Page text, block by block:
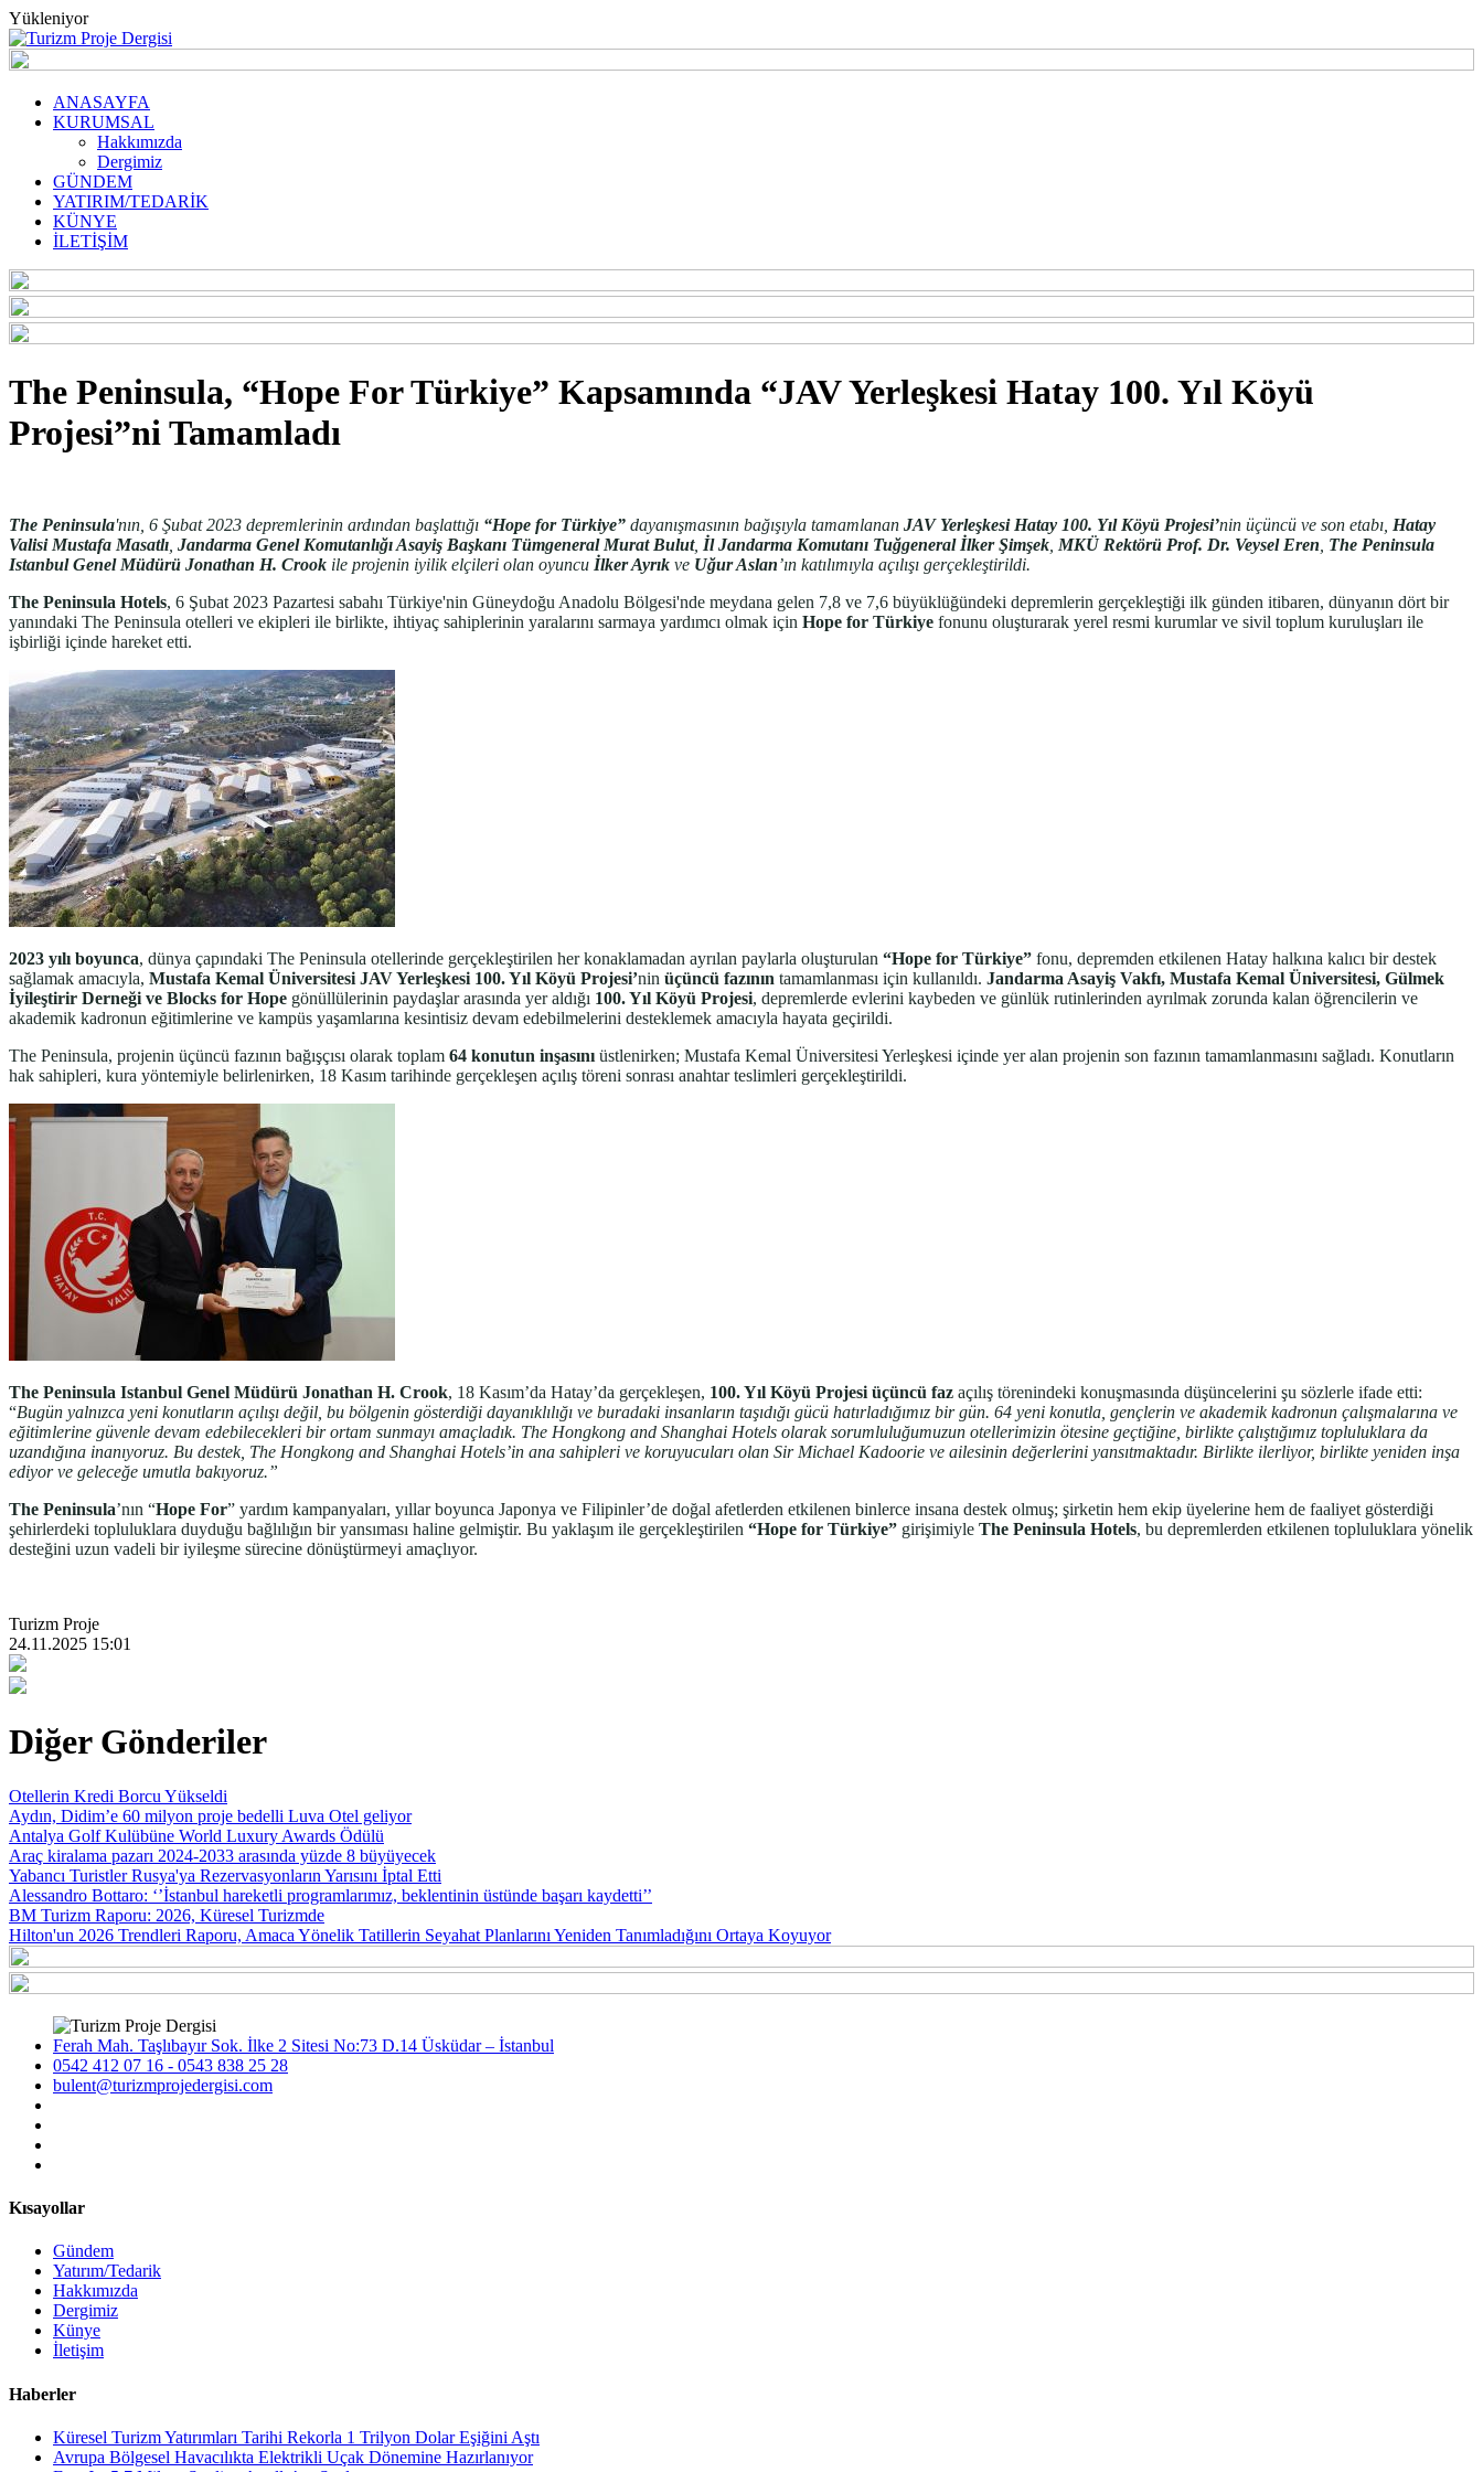
Yükleniyor
ANASAYFA
KURUMSAL
Hakkımızda
Dergimiz
GÜNDEM
YATIRIM/TEDARİK
KÜNYE
İLETİŞİM
The Peninsula, “Hope For Türkiye” Kapsamında “JAV Yerleşkesi Hatay 100. Yıl Köyü
Projesi”ni Tamamladı
The Peninsula'nın, 6 Şubat 2023 depremlerinin ardından başlattığı “Hope for Türkiye” dayanışmasının bağışıyla tamamlanan JAV Yerleşkesi Hatay 100. Yıl Köyü Projesi’nin üçüncü ve son etabı, Hatay
Valisi Mustafa Masatlı Jandarma Genel Komutanlığı Asayiş Başkanı Tümgeneral Murat Bulut, İl Jandarma Komutanı Tuğgeneral İlker Şimşek MKÜ Rektörü Prof. Dr. Veysel Eren The Peninsula
Istanbul Genel Müdürü Jonathan H. Crook ile projenin iyilik elçileri olan oyuncu İlker Ayrık ve Uğur Aslan’ın katılımıyla açılışı gerçekleştirildi.
The Peninsula Hotels, 6 Şubat 2023 Pazartesi sabahı Türkiye'nin Güneydoğu Anadolu Bölgesi'nde meydana gelen 7,8 ve 7,6 büyüklüğündeki depremlerin gerçekleştiği ilk günden itibaren, dünyanın dört bir
yanındaki The Peninsula otelleri ve ekipleri ile birlikte, ihtiyaç sahiplerinin yaralarını sarmaya yardımcı olmak için Hope for Türkiye fonunu oluşturarak yerel resmi kurumlar ve sivil toplum kuruluşları ile
işbirliği içinde hareket etti.
2023 yılı boyunca, dünya çapındaki The Peninsula otellerinde gerçekleştirilen her konaklamadan ayrılan paylarla oluşturulan “Hope for Türkiye” fonu, depremden etkilenen Hatay halkına kalıcı bir destek
sağlamak amacıyla, Mustafa Kemal Üniversitesi JAV Yerleşkesi 100. Yıl Köyü Projesi’nin üçüncü fazının tamamlanması için kullanıldı. Jandarma Asayiş Vakfı, Mustafa Kemal Üniversitesi, Gülmek
İyileştirir Derneği ve Blocks for Hope gönüllülerinin paydaşlar arasında yer aldığı 100. Yıl Köyü Projesi, depremlerde evlerini kaybeden ve günlük rutinlerinden ayrılmak zorunda kalan öğrencilerin ve
akademik kadronun eğitimlerine ve kampüs yaşamlarına kesintisiz devam edebilmelerini desteklemek amacıyla hayata geçirildi.
The Peninsula, projenin üçüncü fazının bağışçısı olarak toplam 64 konutun inşasını üstlenirken; Mustafa Kemal Üniversitesi Yerleşkesi içinde yer alan projenin son fazının tamamlanmasını sağladı. Konutların
hak sahipleri, kura yöntemiyle belirlenirken, 18 Kasım tarihinde gerçekleşen açılış töreni sonrası anahtar teslimleri gerçekleştirildi.
The Peninsula Istanbul Genel Müdürü Jonathan H. Crook, 18 Kasım’da Hatay’da gerçekleşen, 100. Yıl Köyü Projesi üçüncü faz açılış törenindeki konuşmasında düşüncelerini şu sözlerle ifade etti:
“Bugün yalnızca yeni konutların açılışı değil, bu bölgenin gösterdiği dayanıklılığı ve buradaki insanların taşıdığı gücü hatırladığımız bir gün. 64 yeni konutla, gençlerin ve akademik kadronun çalışmalarına ve
eğitimlerine güvenle devam edebilecekleri bir ortam sunmayı amaçladık. The Hongkong and Shanghai Hotels olarak sorumluluğumuzun otellerimizin ötesine geçtiğine, birlikte çalıştığımız topluluklara da
uzandığına inanıyoruz. Bu destek, The Hongkong and Shanghai Hotels’in ana sahipleri ve koruyucuları olan Sir Michael Kadoorie ve ailesinin değerlerini yansıtmaktadır. Birlikte ilerliyor, birlikte yeniden inşa
ediyor ve geleceğe umutla bakıyoruz.”
The Peninsula’nın “Hope For” yardım kampanyaları, yıllar boyunca Japonya ve Filipinler’de doğal afetlerden etkilenen binlerce insana destek olmuş; şirketin hem ekip üyelerine hem de faaliyet gösterdiği
şehirlerdeki topluluklara duyduğu bağlılığın bir yansıması haline gelmiştir. Bu yaklaşım ile gerçekleştirilen “Hope for Türkiye” girişimiyle The Peninsula Hotels, bu depremlerden etkilenen topluluklara yönelik
desteğini uzun vadeli bir iyileşme sürecine dönüştürmeyi amaçlıyor.
Turizm Proje
24.11.2025 15:01
Diğer Gönderiler
Otellerin Kredi Borcu Yükseldi
Aydın, Didim’e 60 milyon proje bedelli Luva Otel geliyor
Antalya Golf Kulübüne World Luxury Awards Ödülü
Araç kiralama pazarı 2024-2033 arasında yüzde 8 büyüyecek
Yabancı Turistler Rusya'ya Rezervasyonların Yarısını İptal Etti
Alessandro Bottaro: ‘’İstanbul hareketli programlarımız, beklentinin üstünde başarı kaydetti’’
BM Turizm Raporu: 2026, Küresel Turizmde
Hilton'un 2026 Trendleri Raporu, Amaca Yönelik Tatillerin Seyahat Planlarını Yeniden Tanımladığını Ortaya Koyuyor
Ferah Mah. Taşlıbayır Sok. İlke 2 Sitesi No:73 D.14 Üsküdar – İstanbul
0542 412 07 16 - 0543 838 25 28
bulent@turizmprojedergisi.com
Kısayollar
Gündem
Yatırım/Tedarik
Hakkımızda
Dergimiz
Künye
İletişim
Haberler
Küresel Turizm Yatırımları Tarihi Rekorla 1 Trilyon Dolar Eşiğini Aştı
Avrupa Bölgesel Havacılıkta Elektrikli Uçak Dönemine Hazırlanıyor